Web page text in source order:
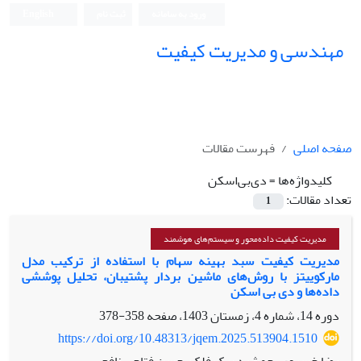
مهندسی و مدیریت کیفیت
صفحه اصلی
فهرست مقالات
کلیدواژه‌ها =دی‌بی‌اسکن
تعداد مقالات:
1
مدیریت کیفیت داده‌محور و سیستم‌های هوشمند
مدیریت کیفیت سبد بهینه سهام با استفاده از ترکیب مدل
مارکوییتز با روش‌های ماشین بردار پشتیبان، تحلیل پوششی
داده‌ها و دی بی اسکن
دوره 14، شماره 4، زمستان 1403، صفحه
358-378
https://doi.org/10.48313/jqem.2025.513904.1510